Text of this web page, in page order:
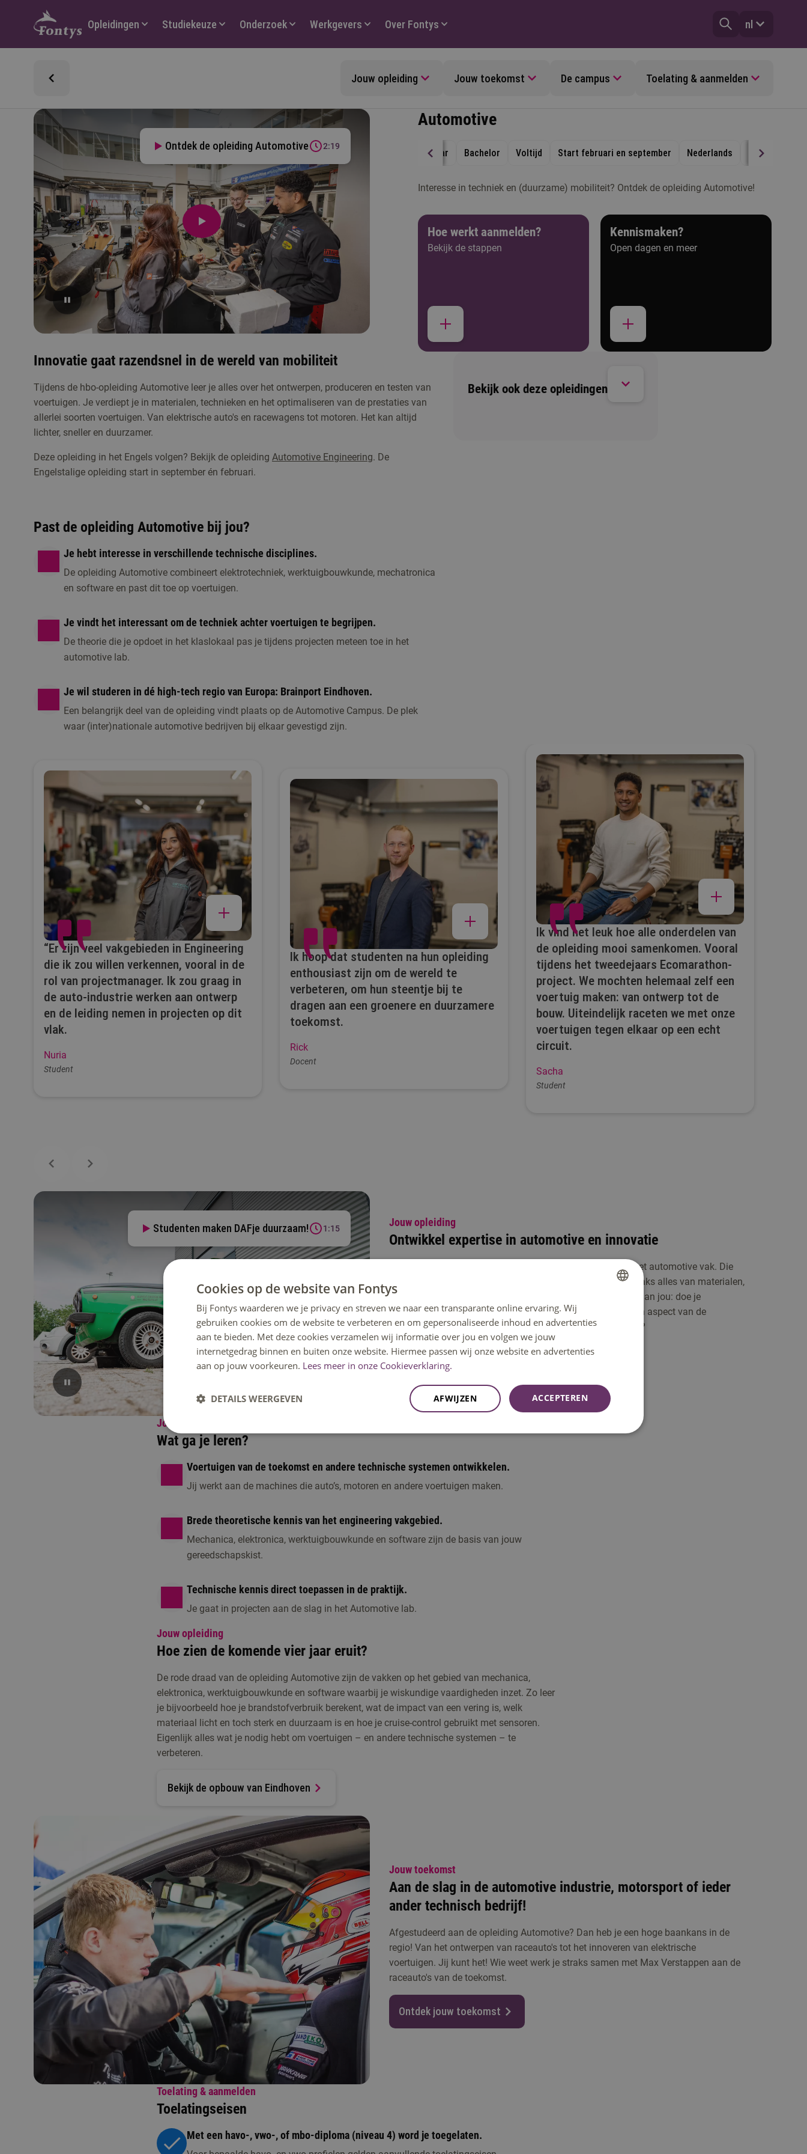
Hoofdmenu
Opleidingen Studiekeuze Onderzoek Werkgevers Over Fontys nl
Jouw opleiding Jouw toekomst De campus Toelating & aanmelden
Ontdek de opleiding Automotive 2:19
Automotive
4 jaar Bachelor Voltijd Start februari en september Nederlands Eindhoven
Interesse in techniek en (duurzame) mobiliteit? Ontdek de opleiding Automotive!
Hoe werkt aanmelden?
Bekijk de stappen
Kennismaken?
Open dagen en meer
Studiekeuzeactiviteiten
Kennismaken met Automotive
Meld je aan voor de open dag, een online voorlichting of één van de andere activiteiten om
Innovatie gaat razendsnel in de wereld van mobiliteit
Tijdens de hbo-opleiding Automotive leer je alles over het ontwerpen, produceren en testen van
voertuigen. Je verdiept je in materialen, technieken en het optimaliseren van de prestaties van
allerlei soorten voertuigen. Van elektrische auto's en racewagens tot motoren. Het kan altijd
lichter, sneller en duurzamer.
Deze opleiding in het Engels volgen? Bekijk de opleiding Automotive Engineering. De
Engelstalige opleiding start in september én februari.
Past de opleiding Automotive bij jou?
Je hebt interesse in verschillende technische disciplines.
De opleiding Automotive combineert elektrotechniek, werktuigbouwkunde, mechatronica
en software en past dit toe op voertuigen.
Je vindt het interessant om de techniek achter voertuigen te begrijpen.
De theorie die je opdoet in het klaslokaal pas je tijdens projecten meteen toe in het
automotive lab.
Je wil studeren in dé high-tech regio van Europa: Brainport Eindhoven.
Een belangrijk deel van de opleiding vindt plaats op de Automotive Campus. De plek
waar (inter)nationale automotive bedrijven bij elkaar gevestigd zijn.
Bekijk ook deze opleidingen
“Er zijn veel vakgebieden in Engineering
die ik zou willen verkennen, vooral in de
rol van projectmanager. Ik zou graag in
de auto-industrie werken aan ontwerp
en de leiding nemen in projecten op dit
vlak.
Nuria
Student
Ik hoop dat studenten na hun opleiding
enthousiast zijn om de wereld te
verbeteren, om hun steentje bij te
dragen aan een groenere en duurzamere
toekomst.
Rick
Docent
Ik vind het leuk hoe alle onderdelen van
de opleiding mooi samenkomen. Vooral
tijdens het tweedejaars Ecomarathon-
project. We mochten helemaal zelf een
voertuig maken: van ontwerp tot de
bouw. Uiteindelijk raceten we met onze
voertuigen tegen elkaar op een echt
circuit.
Sacha
Student
Studenten maken DAFje duurzaam! 1:15
Jouw opleiding
Ontwikkel expertise in automotive en innovatie
Tijdens de opleiding Automotive leer je eerst de basis van het automotive vak. Die
kennis breid je uit met specialistische vakken. Zo weet jij straks alles van materialen,
systemen en engineering methodieken. Daarna is de keuze aan jou: doe je
internationale ervaring op, ga je je verder specialiseren in een aspect van de
opleiding, of ga je je kennis en vaardigheden juist verbreden?
Ontdek jouw opleiding
Jouw opleiding
Wat ga je leren?
Voertuigen van de toekomst en andere technische systemen ontwikkelen.
Jij werkt aan de machines die auto’s, motoren en andere voertuigen maken.
Brede theoretische kennis van het engineering vakgebied.
Mechanica, elektronica, werktuigbouwkunde en software zijn de basis van jouw
gereedschapskist.
Technische kennis direct toepassen in de praktijk.
Je gaat in projecten aan de slag in het Automotive lab.
Jouw opleiding
Hoe zien de komende vier jaar eruit?
De rode draad van de opleiding Automotive zijn de vakken op het gebied van mechanica,
elektronica, werktuigbouwkunde en software waarbij je wiskundige vaardigheden inzet. Zo leer
je bijvoorbeeld hoe je brandstofverbruik berekent, wat de impact van een vering is, welk
materiaal licht en toch sterk en duurzaam is en hoe je cruise-control gebruikt met sensoren.
Eigenlijk alles wat je nodig hebt om voertuigen – en andere technische systemen – te
verbeteren.
Bekijk de opbouw van Eindhoven
Jouw toekomst
Aan de slag in de automotive industrie, motorsport of ieder
ander technisch bedrijf!
Afgestudeerd aan de opleiding Automotive? Dan heb je een hoge baankans in de
regio! Van het ontwerpen van raceauto's tot het innoveren van elektrische
voertuigen. Jij kunt het! Wie weet werk je straks samen met Max Verstappen aan de
raceauto's van de toekomst.
Ontdek jouw toekomst
Toelating & aanmelden
Toelatingseisen
Met een havo-, vwo-, of mbo-diploma (niveau 4) word je toegelaten.
ENGLISH
Cookies op de website van Fontys
Bij Fontys waarderen we je privacy en streven we naar een transparante online ervaring. Wij
gebruiken cookies om de website te verbeteren en om gepersonaliseerde inhoud en advertenties
aan te bieden. Met deze cookies verzamelen wij informatie over jou en volgen we jouw
internetgedrag binnen en buiten onze website. Hiermee passen wij onze website en advertenties
aan op jouw voorkeuren. Lees meer in onze Cookieverklaring.
ACCEPTEREN
AFWIJZEN
DETAILS WEERGEVEN